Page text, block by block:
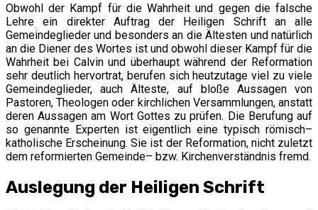
Obwohl der Kampf für die Wahrheit und gegen die falsche
Lehre ein direkter Auftrag der Heiligen Schrift an alle
Gemeindeglieder und besonders an die Ältesten und natürlich
an die Diener des Wortes ist und obwohl dieser Kampf für die
Wahrheit bei Calvin und überhaupt während der Reformation
sehr deutlich hervortrat, berufen sich heutzutage viel zu viele
Gemeindeglieder, auch Älteste, auf bloße Aussagen von
Pastoren, Theologen oder kirchlichen Versammlungen, anstatt
deren Aussagen am Wort Gottes zu prüfen. Die Berufung auf
so genannte Experten ist eigentlich eine typisch römisch–
katholische Erscheinung. Sie ist der Reformation, nicht zuletzt
dem reformierten Gemeinde– bzw. Kirchenverständnis fremd.
Auslegung der Heiligen Schrift